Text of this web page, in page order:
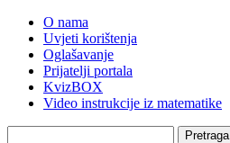
O nama
Uvjeti korištenja
Oglašavanje
Prijatelji portala
KvizBOX
Video instrukcije iz matematike
Pretraga